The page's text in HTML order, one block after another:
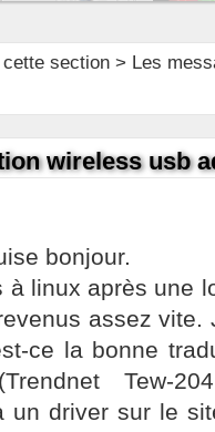
section> Les
wireless usb
bonjour.
à linux après une
assez vite.
ce la bonne
Tew-
un driver sur le